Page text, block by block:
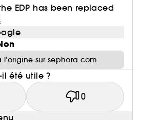
EDP has been replaced
l’origine sur sephora.com
été utile ?
0